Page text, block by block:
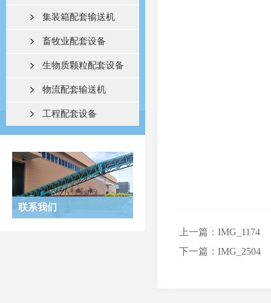
集装箱配套输送机
畜牧业配套设备
生物质颗粒配套设备
物流配套输送机
工程配套设备
联系我们
上一篇：IMG_1174
下一篇：IMG_2504